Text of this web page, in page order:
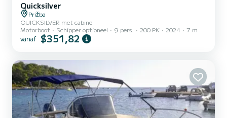
Quicksilver
Prižba
QUICKSILVER met cabine
Motorboot
Schipper optioneel 9 pers. 200 PK 2024 7 m
vanaf $351,82